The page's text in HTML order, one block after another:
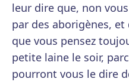
leur dire que, non vous
par des aborigènes,
que vous pensez
petite laine le soir,
pourront vous le dire